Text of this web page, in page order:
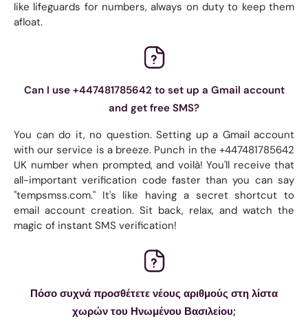
like lifeguards for numbers, always on duty to keep them
afloat.
Can I use +447481785642 to set up a Gmail account
and get free SMS?
You can do it, no question. Setting up a Gmail account
with our service is a breeze. Punch in the +447481785642
UK number when prompted, and voilà! You'll receive that
all-important verification code faster than you can say
"tempsmss.com." It's like having a secret shortcut to
email account creation. Sit back, relax, and watch the
magic of instant SMS verification!
Πόσο συχνά προσθέτετε νέους αριθμούς στη λίστα
χωρών του Ηνωμένου Βασιλείου;